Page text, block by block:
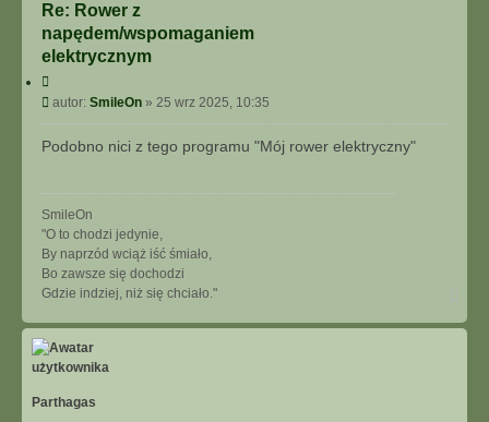
Re: Rower z
napędem/wspomaganiem
elektrycznym
yP
o
s
autor: SmileOn » 25 wrz 2025, 10:35
Podobno nici z tego programu "Mój rower elektryczny"
SmileOn
"O to chodzi jedynie,
By naprzód wciąż iść śmiało,
Bo zawsze się dochodzi
Gdzie indziej, niż się chciało."
g
Parthagas